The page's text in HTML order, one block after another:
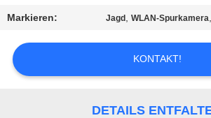
BITTE
Markieren: Jagd ,WLAN-Spurkamera
KONTAKT!
DETAILS